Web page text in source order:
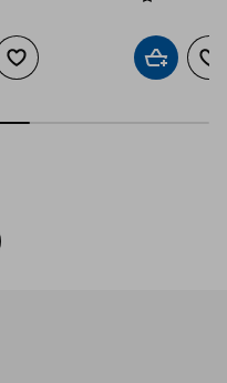
в кошницата
Добави към списъка с
Добави
Нагоре